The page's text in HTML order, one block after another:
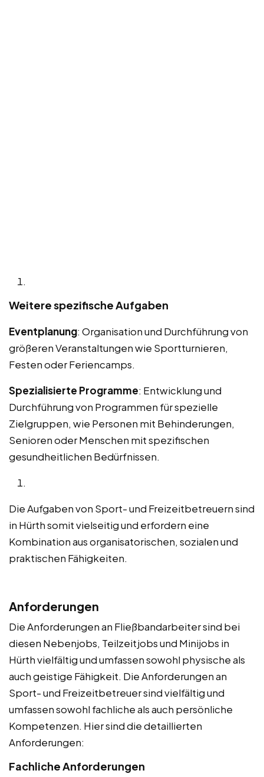
Weitere spezifische Aufgaben
Eventplanung: Organisation und Durchführung von
größeren Veranstaltungen wie Sportturnieren,
Festen oder Feriencamps.
Spezialisierte Programme: Entwicklung und
Durchführung von Programmen für spezielle
Zielgruppen, wie Personen mit Behinderungen,
Senioren oder Menschen mit spezifischen
gesundheitlichen Bedürfnissen.
Die Aufgaben von Sport- und Freizeitbetreuern sind
in Hürth somit vielseitig und erfordern eine
Kombination aus organisatorischen, sozialen und
praktischen Fähigkeiten.
Anforderungen
Die Anforderungen an Fließbandarbeiter sind bei
diesen Nebenjobs, Teilzeitjobs und Minijobs in
Hürth vielfältig und umfassen sowohl physische als
auch geistige Fähigkeit. Die Anforderungen an
Sport- und Freizeitbetreuer sind vielfältig und
umfassen sowohl fachliche als auch persönliche
Kompetenzen. Hier sind die detaillierten
Anforderungen:
Fachliche Anforderungen